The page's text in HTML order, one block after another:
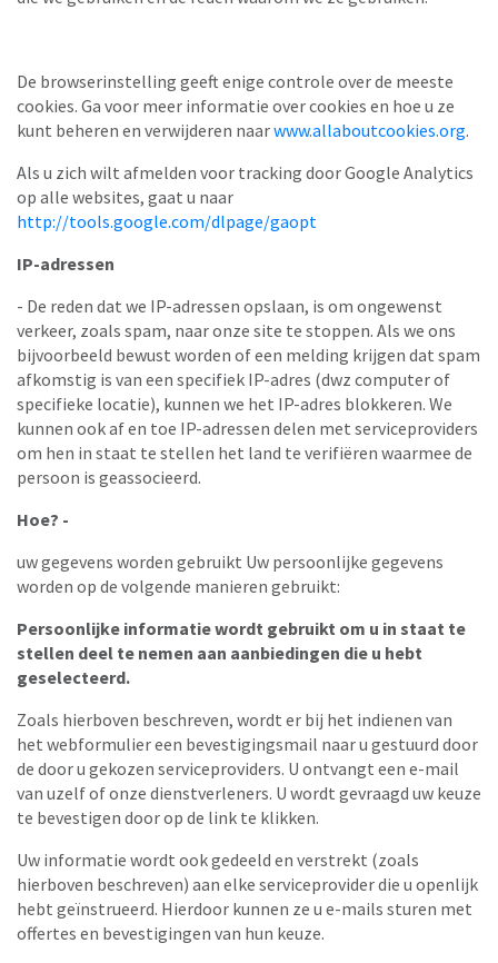
De browserinstelling geeft enige controle over de meeste
cookies. Ga voor meer informatie over cookies en hoe u ze
kunt beheren en verwijderen naarwww.allaboutcookies.org.
Als u zich wilt afmelden voor tracking door Google Analytics
op alle websites, gaat u naar
http://tools.google.com/dlpage/gaopt
IP-adressen
- De reden dat we IP-adressen opslaan, is om ongewenst
verkeer, zoals spam, naar onze site te stoppen. Als we ons
bijvoorbeeld bewust worden of een melding krijgen dat spam
afkomstig is van een specifiek IP-adres (dwz computer of
specifieke locatie), kunnen we het IP-adres blokkeren. We
kunnen ook af en toe IP-adressen delen met serviceproviders
om hen in staat te stellen het land te verifiëren waarmee de
persoon is geassocieerd.
Hoe? -
uw gegevens worden gebruikt Uw persoonlijke gegevens
worden op de volgende manieren gebruikt:
Persoonlijke informatie wordt gebruikt om u in staat te
stellen deel te nemen aan aanbiedingen die u hebt
geselecteerd.
Zoals hierboven beschreven, wordt er bij het indienen van
het webformulier een bevestigingsmail naar u gestuurd door
de door u gekozen serviceproviders. U ontvangt een e-mail
van uzelf of onze dienstverleners. U wordt gevraagd uw keuze
te bevestigen door op de link te klikken.
Uw informatie wordt ook gedeeld en verstrekt (zoals
hierboven beschreven) aan elke serviceprovider die u openlijk
hebt geïnstrueerd. Hierdoor kunnen ze u e-mails sturen met
offertes en bevestigingen van hun keuze.